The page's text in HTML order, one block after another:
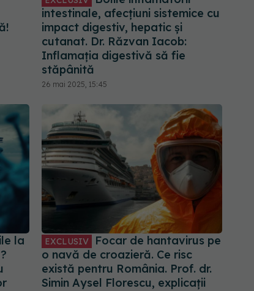
intestinale, afecțiuni sistemice cu
impact digestiv, hepatic și
cutanat. Dr. Răzvan Iacob:
Inflamația digestivă să fie
stăpânită
26 mai 2025, 15:45
la
EXCLUSIV
Focar de hantavirus pe
o navă de croazieră. Ce risc
există pentru România. Prof. dr.
Simin Aysel Florescu, explicații